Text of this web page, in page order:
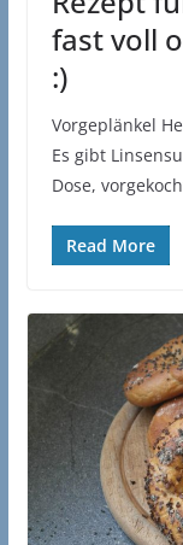
fast voll
:)
Vorgeplänkel
Es gibt
Dose,
Read More